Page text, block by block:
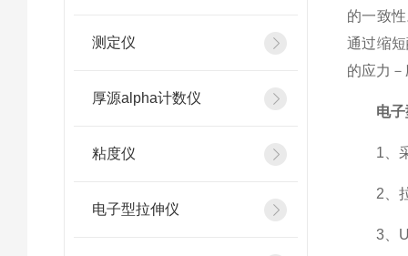
测定仪
厚源alpha计数仪
粘度仪
电子型拉伸仪
的一致
通过缩
的应力
电
1、采
2、拉
3、